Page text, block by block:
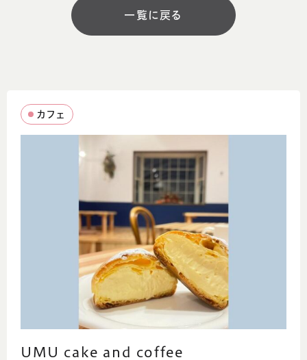
コメント
アウトドアな雰囲気の中で楽しめるカフェで
す。体験メニューや焚火プラン、ドッグランもご
ざいます。 手ぶらでお気軽にアウトドアをお楽
一覧に戻る
カフェ
UMU cake and coffee